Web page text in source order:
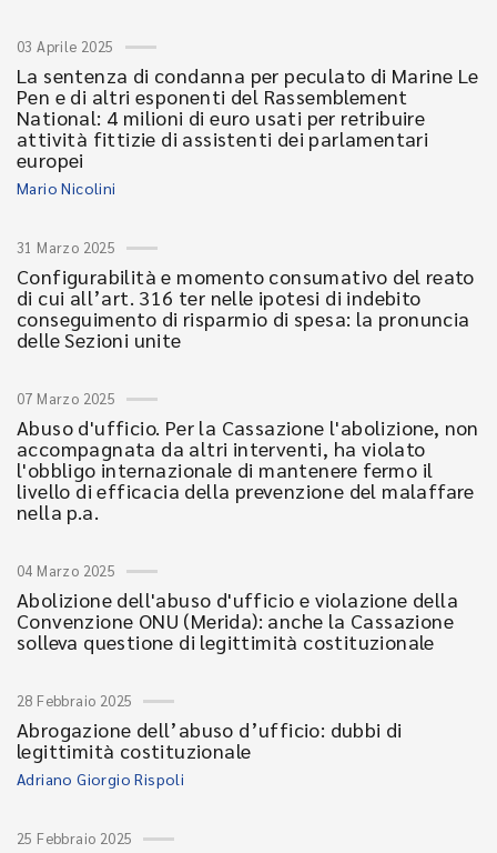
03 Aprile 2025
La sentenza di condanna per peculato di Marine Le
Pen e di altri esponenti del Rassemblement
National: 4 milioni di euro usati per retribuire
attività fittizie di assistenti dei parlamentari
europei
Mario Nicolini
31 Marzo 2025
Configurabilità e momento consumativo del reato
di cui all’art. 316 ter nelle ipotesi di indebito
conseguimento di risparmio di spesa: la pronuncia
delle Sezioni unite
07 Marzo 2025
Abuso d'ufficio. Per la Cassazione l'abolizione, non
accompagnata da altri interventi, ha violato
l'obbligo internazionale di mantenere fermo il
livello di efficacia della prevenzione del malaffare
nella p.a.
04 Marzo 2025
Abolizione dell'abuso d'ufficio e violazione della
Convenzione ONU (Merida): anche la Cassazione
solleva questione di legittimità costituzionale
28 Febbraio 2025
Abrogazione dell’abuso d’ufficio: dubbi di
legittimità costituzionale
Adriano Giorgio Rispoli
25 Febbraio 2025